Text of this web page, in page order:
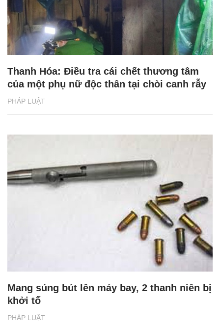
PHÁP LUẬT
Thanh Hóa: Điều tra cái chết thương tâm
của một phụ nữ độc thân tại chòi canh rẫy
PHÁP LUẬT
Mang súng bút lên máy bay, 2 thanh niên bị
khởi tố